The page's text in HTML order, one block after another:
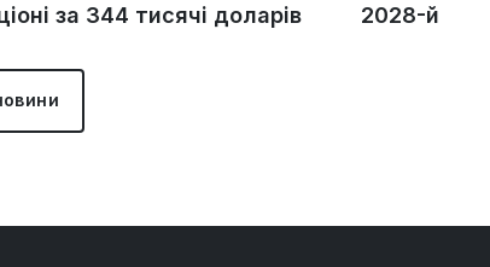
за 344 тисячі доларів
2028-й